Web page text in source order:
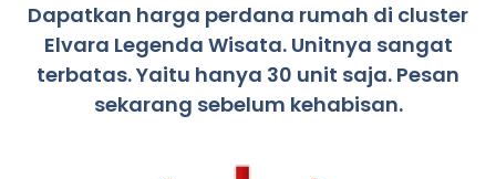
Dapatkan harga perdana rumah di cluster
Elvara Legenda Wisata. Unitnya sangat
terbatas. Yaitu hanya 30 unit saja. Pesan
sekarang sebelum kehabisan.